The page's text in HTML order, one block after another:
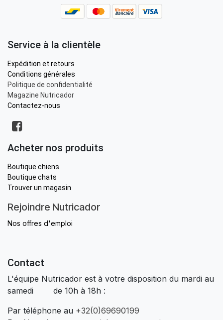
Service à la clientèle
Expédition et retours
Conditions générales
Politique de confidentialité
Magazine Nutricador
Contactez-nous
Acheter nos produits
Boutique chiens
Boutique chats
Trouver un magasin
Rejoindre Nutricador
Nos offres d'emploi
Contact
L'équipe Nutricador est à votre disposition du mardi au
samedi de 10h à 18h :
Par téléphone au +32(0)69690199